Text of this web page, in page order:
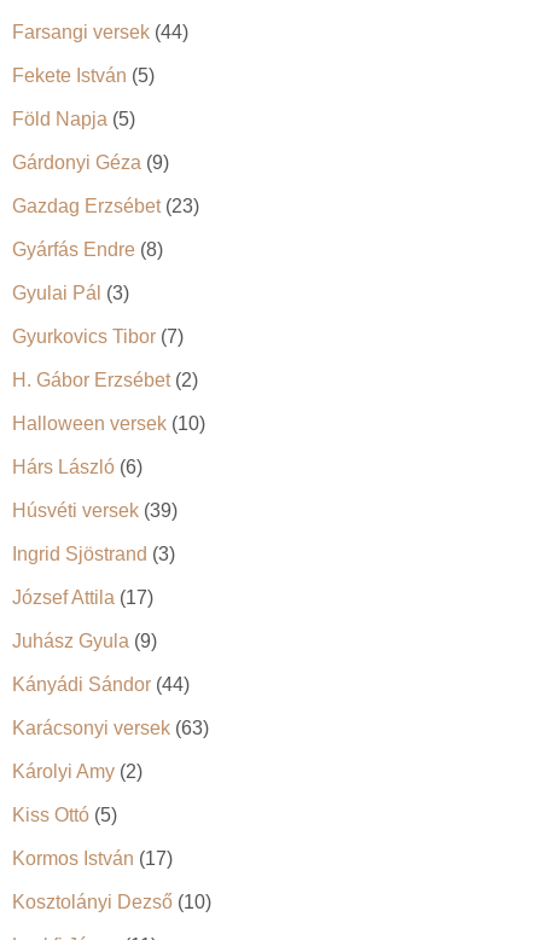
Farsangi versek (44)
Fekete István (5)
Föld Napja (5)
Gárdonyi Géza (9)
Gazdag Erzsébet(23)
Gyárfás Endre (8)
Gyulai Pál (3)
Gyurkovics Tibor (7)
H. Gábor Erzsébet(2)
Halloween versek (10)
Hárs László (6)
Húsvéti versek (39)
Ingrid Sjöstrand (3)
József Attila (17)
Juhász Gyula (9)
Kányádi Sándor (44)
Karácsonyi versek (63)
Károlyi Amy (2)
Kiss Ottó (5)
Kormos István (17)
Kosztolányi Dezső (10)